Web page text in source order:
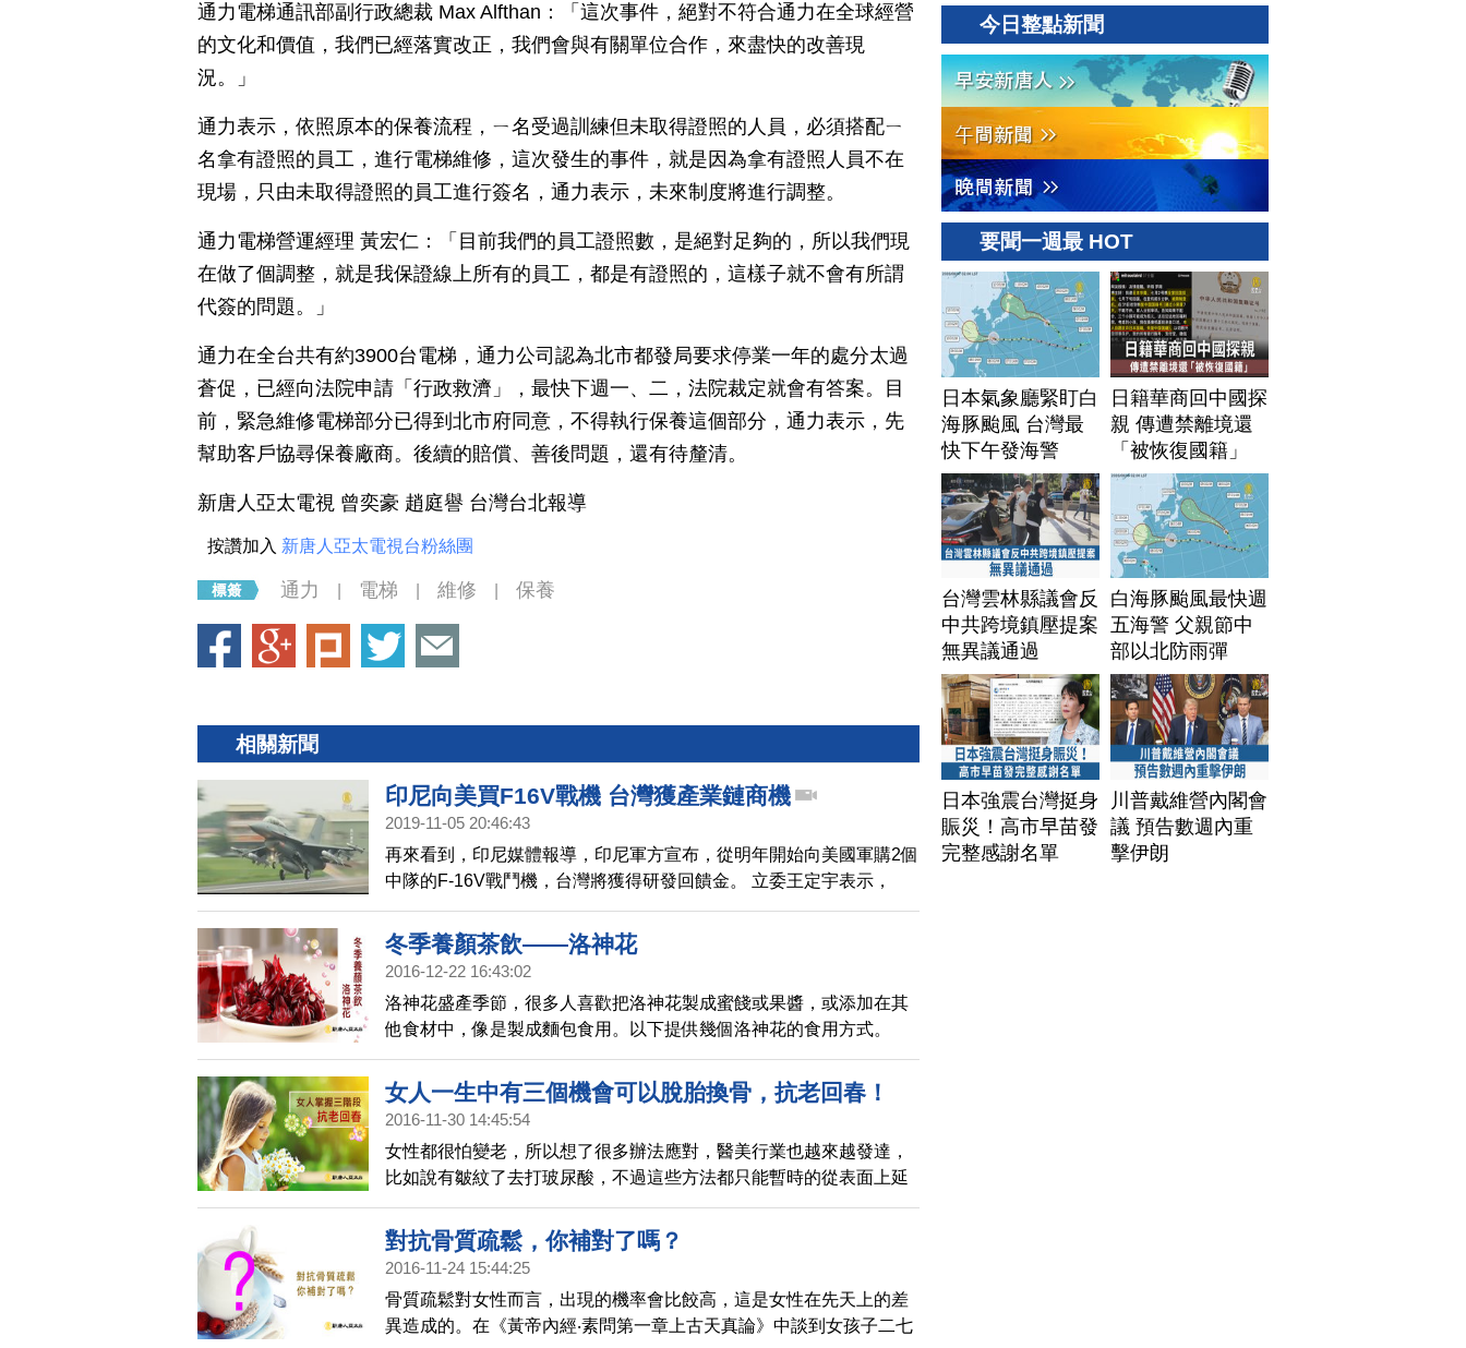
通力電梯通訊部副行政總裁 Max Alfthan：「這次事件，絕對不符合通力在全球經營
的文化和價值，我們已經落實改正，我們會與有關單位合作，來盡快的改善現
況。」
通力表示，依照原本的保養流程，ㄧ名受過訓練但未取得證照的人員，必須搭配ㄧ
名拿有證照的員工，進行電梯維修，這次發生的事件，就是因為拿有證照人員不在
現場，只由未取得證照的員工進行簽名，通力表示，未來制度將進行調整。
通力電梯營運經理 黃宏仁：「目前我們的員工證照數，是絕對足夠的，所以我們現
在做了個調整，就是我保證線上所有的員工，都是有證照的，這樣子就不會有所謂
代簽的問題。」
通力在全台共有約3900台電梯，通力公司認為北市都發局要求停業一年的處分太過
蒼促，已經向法院申請「行政救濟」，最快下週一、二，法院裁定就會有答案。目
前，緊急維修電梯部分已得到北市府同意，不得執行保養這個部分，通力表示，先
幫助客戶協尋保養廠商。後續的賠償、善後問題，還有待釐清。
新唐人亞太電視 曾奕豪 趙庭譽 台灣台北報導
按讚加入 新唐人亞太電視台粉絲團
通力 電梯 維修 保養
相關新聞
印尼向美買F16V戰機 台灣獲產業鏈商機
2019-11-05 20:46:43
再來看到，印尼媒體報導，印尼軍方宣布，從明年開始向美國軍購2個
中隊的F-16V戰鬥機，台灣將獲得研發回饋金。 立委王定宇表示，
F16是全球銷售最多的優異戰機，現役有三、四千架，台灣獲美國邀
請參與研發V型，被稱為終極版改款，大幅提升戰力，台灣共享其中
商機。
冬季養顏茶飲——洛神花
2016-12-22 16:43:02
洛神花盛產季節，很多人喜歡把洛神花製成蜜餞或果醬，或添加在其
他食材中，像是製成麵包食用。以下提供幾個洛神花的食用方式。
女人一生中有三個機會可以脫胎換骨，抗老回春！
【短片】
2016-11-30 14:45:54
女性都很怕變老，所以想了很多辦法應對，醫美行業也越來越發達，
比如說有皺紋了去打玻尿酸，不過這些方法都只能暫時的從表面上延
緩衰老的跡象，假象的維持年輕，而中醫對於抗老卻有另一番見解。
除了食療，大家還可以通過按摩來達到延緩衰老的目的~
對抗骨質疏鬆，你補對了嗎？
2016-11-24 15:44:25
骨質疏鬆對女性而言，出現的機率會比餃高，這是女性在先天上的差
異造成的。在《黃帝內經‧素問第一章上古天真論》中談到女孩子二七
Terafab
今日整點新聞
要聞一週最 HOT
日本氣象廳緊盯白
海豚颱風 台灣最
快下午發海警
日籍華商回中國探
親 傳遭禁離境還
「被恢復國籍」
台灣雲林縣議會反
中共跨境鎮壓提案
無異議通過
白海豚颱風最快週
五海警 父親節中
部以北防雨彈
日本強震台灣挺身
賑災！高市早苗發
完整感謝名單
川普戴維營內閣會
議 預告數週內重
擊伊朗